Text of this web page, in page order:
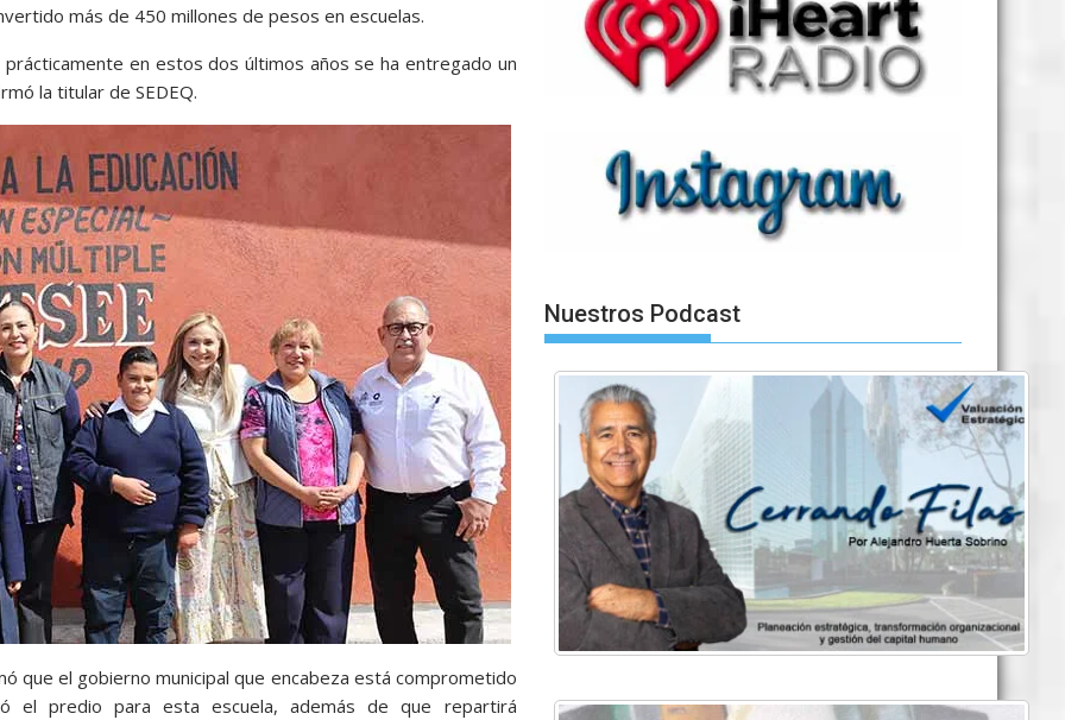
más de 450 millones de pesos en escuelas.
en estos dos últimos años se ha entregado un
la titular de SEDEQ.
que el gobierno municipal que encabeza está comprometido
el predio para esta escuela, además de que repartirá
Nuestros Podcast